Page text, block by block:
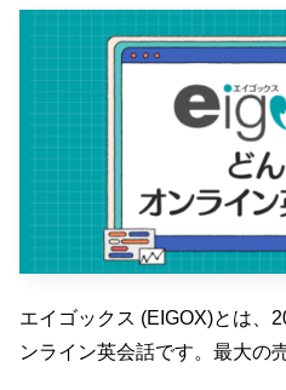
エイゴックス (EIGOX)とは、
ンライン英会話です。最大の